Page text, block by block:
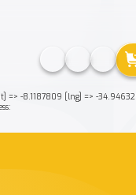
=> -8.1187809 [lng] => -